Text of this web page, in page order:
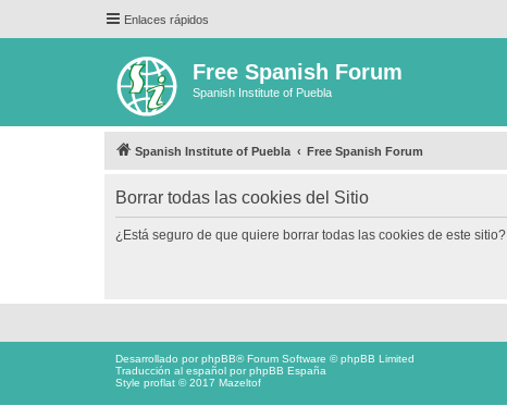
Enlaces rápidos
Free Spanish Forum
Spanish Institute of Puebla
Spanish Institute of Puebla Free Spanish Forum
Borrar todas las cookies del Sitio
¿Está seguro de que quiere borrar todas las cookies de este sitio?
Desarrollado porphpBB® Forum Software © phpBB Limited
Traducción al español porphpBB España
Style proflat © 2017 Mazeltof